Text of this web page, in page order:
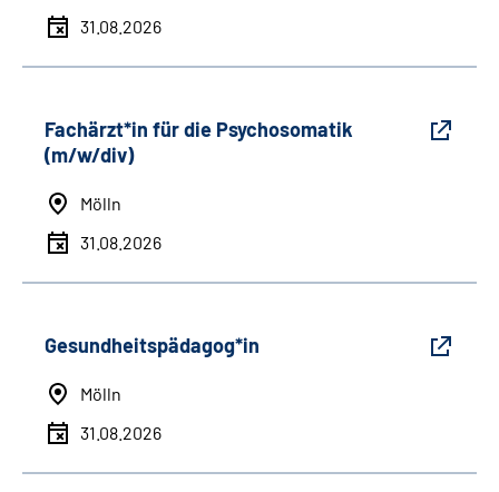
31.08.2026
Fachärzt*in für die Psychosomatik
(m/w/div)
Mölln
31.08.2026
Gesundheitspädagog*in
Mölln
31.08.2026